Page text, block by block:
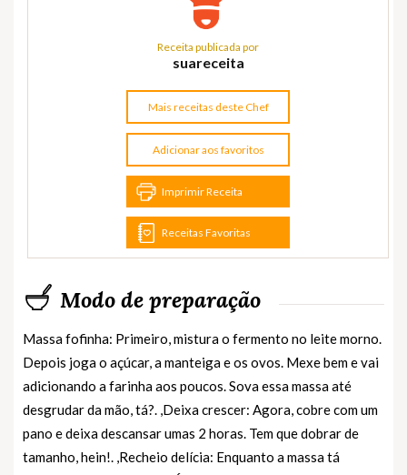
Receita publicada por
suareceita
Mais receitas deste Chef
Adicionar aos favoritos
Imprimir Receita
Receitas Favoritas
Modo de preparação
Massa fofinha: Primeiro, mistura o fermento no leite morno.
Depois joga o açúcar, a manteiga e os ovos. Mexe bem e vai
adicionando a farinha aos poucos. Sova essa massa até
desgrudar da mão, tá?. ,Deixa crescer: Agora, cobre com um
pano e deixa descansar umas 2 horas. Tem que dobrar de
tamanho, hein!. ,Recheio delícia: Enquanto a massa tá